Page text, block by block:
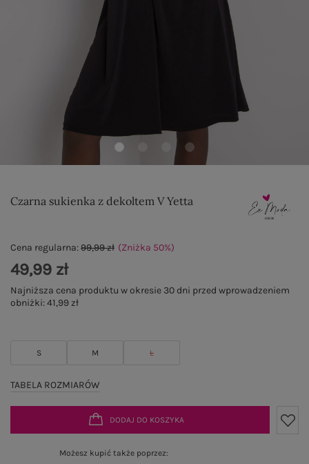
Czarna sukienka z dekoltem V Yetta
S M L
TABELA ROZMIARÓW
Cena regularna:99,99 zł (Zniżka 50%)
49,99 zł
Najniższa cena produktu w okresie 30 dni przed wprowadzeniem
obniżki:41,99 zł
DODAJ DO KOSZYKA
Możesz kupić także poprzez: